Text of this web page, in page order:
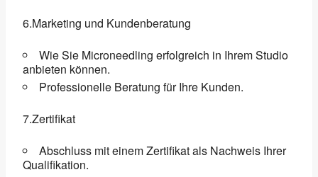
6.Marketing und Kundenberatung
Wie Sie Microneedling erfolgreich in Ihrem Studio
anbieten können.
Professionelle Beratung für Ihre Kunden.
7.Zertifikat
Abschluss mit einem Zertifikat als Nachweis Ihrer
Qualifikation.